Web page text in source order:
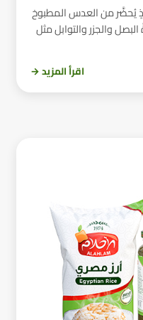
من العدس المطبوخ
والجزر والتوابل مثل
اقرأ المزيد →